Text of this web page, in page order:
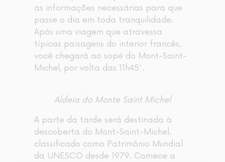
as informações necessárias para que
passe o dia em toda tranquilidade.
Após uma viagem que atravessa
típicas paisagens do interior francês,
você chegará ao sopé do Mont-Saint-
Michel, por volta das 11h45*.
Aldeia do Monte Saint Michel
A parte da tarde será destinada à
descoberta do Mont-Saint-Michel,
classificado como Patrimônio Mundial
da UNESCO desde 1979. Comece a